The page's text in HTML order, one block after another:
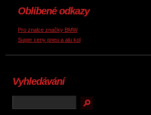
Oblíbené odkazy
Pro znalce značky BMW
Super ceny pneu a alu kol
Vyhledávání